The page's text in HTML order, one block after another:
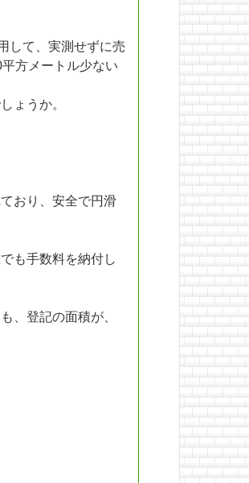
して、実測せずに売
方メートル少ない
ょうか。
おり、安全で円滑
も手数料を納付し
、登記の面積が、